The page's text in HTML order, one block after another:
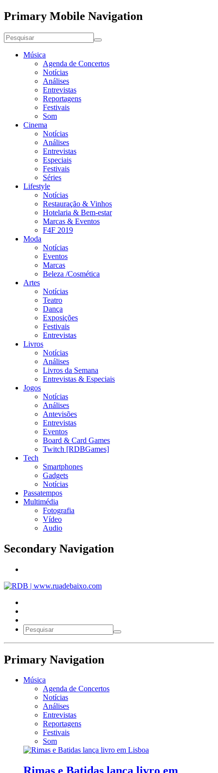
Primary Mobile Navigation
Música
Agenda de Concertos
Notícias
Análises
Entrevistas
Reportagens
Festivais
Som
Cinema
Notícias
Análises
Entrevistas
Especiais
Festivais
Séries
Lifestyle
Notícias
Restauração & Vinhos
Hotelaria & Bem-estar
Marcas & Eventos
F4F 2019
Moda
Notícias
Eventos
Marcas
Beleza /Cosmética
Artes
Notícias
Teatro
Dança
Exposições
Festivais
Entrevistas
Livros
Notícias
Análises
Livros da Semana
Entrevistas & Especiais
Jogos
Notícias
Análises
Antevisões
Entrevistas
Eventos
Board & Card Games
Twitch [RDBGames]
Tech
Smartphones
Gadgets
Notícias
Passatempos
Multimédia
Fotografia
Vídeo
Audio
Secondary Navigation
Primary Navigation
Música
Agenda de Concertos
Notícias
Análises
Entrevistas
Reportagens
Festivais
Som